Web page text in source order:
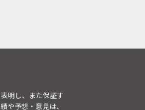
明し、また保証す
や予想・意見は、